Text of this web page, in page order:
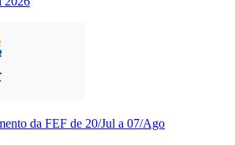
da FEF de 20/Jul a 07/Ago